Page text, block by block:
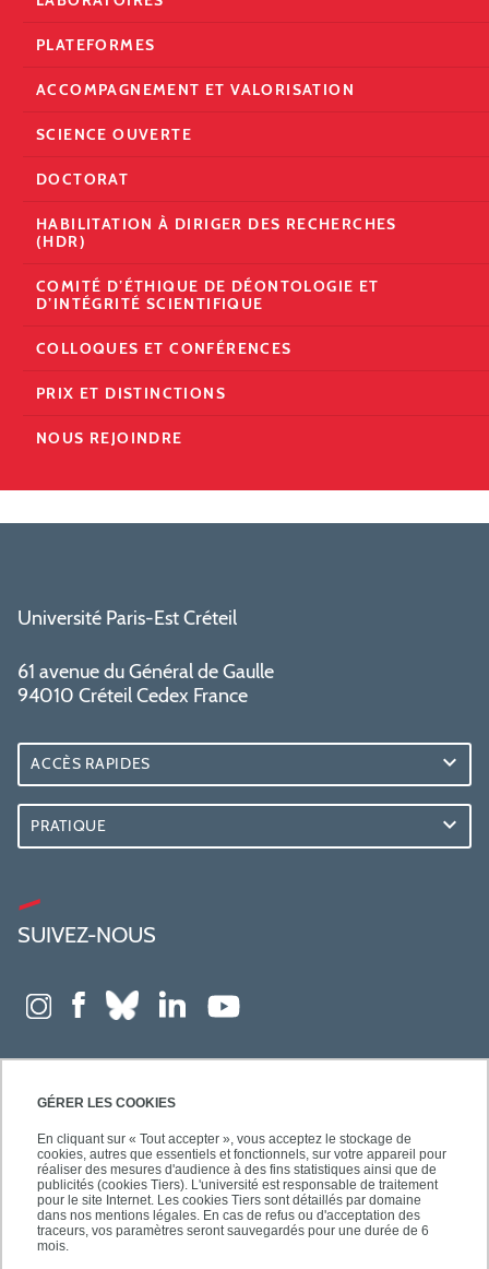
GÉRER LES COOKIES
En cliquant sur « Tout accepter », vous acceptez le stockage de
cookies, autres que essentiels et fonctionnels, sur votre appareil pour
réaliser des mesures d'audience à des fins statistiques ainsi que de
publicités (cookies Tiers). L'université est responsable de traitement
pour le site Internet. Les cookies Tiers sont détaillés par domaine
dans nos mentions légales. En cas de refus ou d'acceptation des
traceurs, vos paramètres seront sauvegardés pour une durée de 6
mois.
PLATEFORMES
ACCOMPAGNEMENT ET VALORISATION
SCIENCE OUVERTE
DOCTORAT
HABILITATION À DIRIGER DES RECHERCHES
(HDR)
COMITÉ D’ÉTHIQUE DE DÉONTOLOGIE ET
D’INTÉGRITÉ SCIENTIFIQUE
COLLOQUES ET CONFÉRENCES
PRIX ET DISTINCTIONS
NOUS REJOINDRE
Université Paris-Est Créteil
61 avenue du Général de Gaulle
94010 Créteil Cedex France
ACCÈS RAPIDES
PRATIQUE
SUIVEZ-NOUS